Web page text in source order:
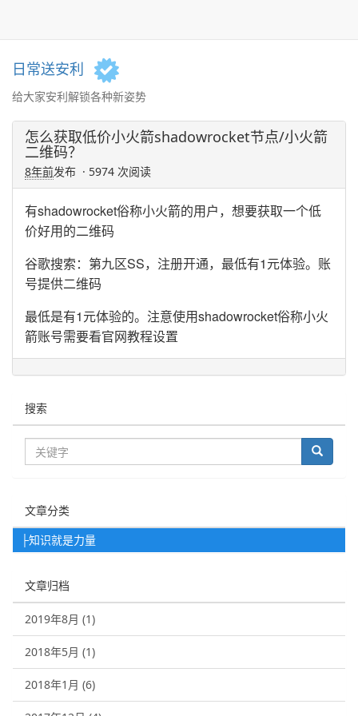
日常送安利
给大家安利解锁各种新姿势
怎么获取低价小火箭shadowrocket节点/小火箭
二维码？
8年前发布 · 5974 次阅读
有shadowrocket俗称小火箭的用户，想要获取一个低
价好用的二维码
谷歌搜索：第九区SS，注册开通，最低有1元体验。账
号提供二维码
最低是有1元体验的。注意使用shadowrocket俗称小火
箭账号需要看官网教程设置
搜索
文章分类
├知识就是力量
文章归档
2019年8月 (1)
2018年5月 (1)
2018年1月 (6)